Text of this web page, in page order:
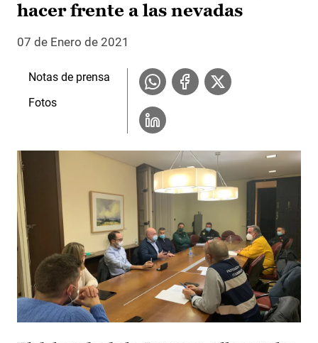
hacer frente a las nevadas
07 de Enero de 2021
Notas de prensa
Fotos